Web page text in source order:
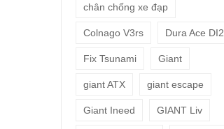
chân chống xe đạp
Colnago V3rs Dura Ace DI2
Fix Tsunami Giant
giant ATX giant escape
Giant Ineed GIANT Liv